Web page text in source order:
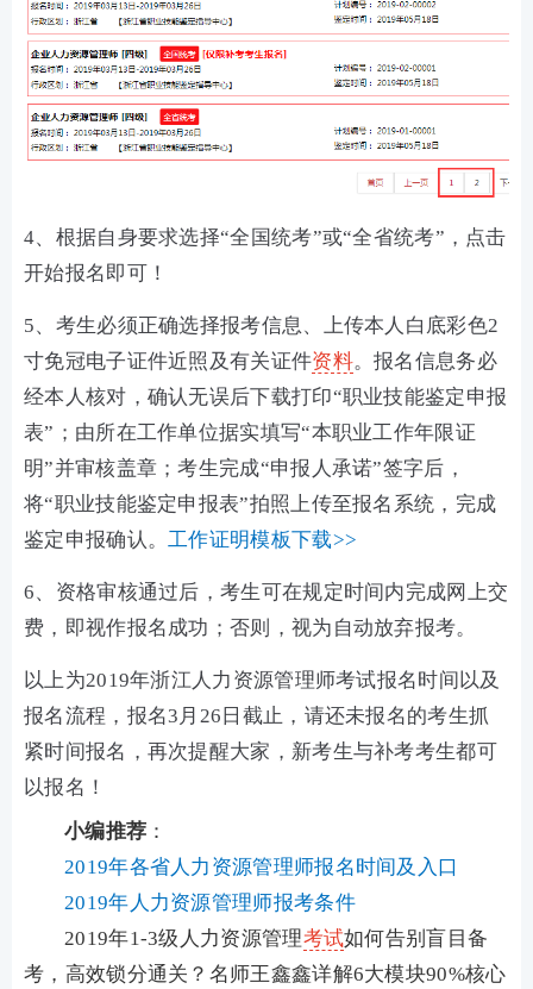
4、根据自身要求选择“全国统考”或“全省统考”，点击
开始报名即可！
5、考生必须正确选择报考信息、上传本人白底彩色2
寸免冠电子证件近照及有关证件资料。报名信息务必
经本人核对，确认无误后下载打印“职业技能鉴定申报
表”；由所在工作单位据实填写“本职业工作年限证
明”并审核盖章；考生完成“申报人承诺”签字后，
将“职业技能鉴定申报表”拍照上传至报名系统，完成
鉴定申报确认。 工作证明模板下载>>
6、资格审核通过后，考生可在规定时间内完成网上交
费，即视作报名成功；否则，视为自动放弃报考。
以上为2019年浙江人力资源管理师考试报名时间以及
报名流程，报名3月26日截止，请还未报名的考生抓
紧时间报名，再次提醒大家，新考生与补考考生都可
以报名！
小编推荐 ：
2019年各省人力资源管理师报名时间及入口
2019年人力资源管理师报考条件
2019年1-3级人力资源管理考试如何告别盲目备
考，高效锁分通关？名师王鑫鑫详解6大模块90%核心